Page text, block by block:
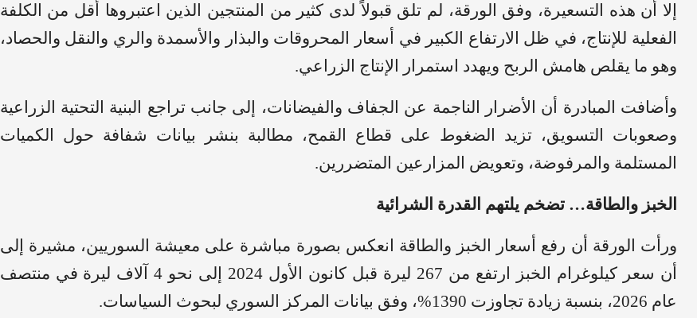
إلا أن هذه التسعيرة، وفق الورقة، لم تلق قبولاً لدى كثير من المنتجين الذين اعتبروها أقل من الكلفة
الفعلية للإنتاج، في ظل الارتفاع الكبير في أسعار المحروقات والبذار والأسمدة والري والنقل والحصاد،
وهو ما يقلص هامش الربح ويهدد استمرار الإنتاج الزراعي.
وأضافت المبادرة أن الأضرار الناجمة عن الجفاف والفيضانات، إلى جانب تراجع البنية التحتية الزراعية
وصعوبات التسويق، تزيد الضغوط على قطاع القمح، مطالبة بنشر بيانات شفافة حول الكميات
المستلمة والمرفوضة، وتعويض المزارعين المتضررين.
الخبز والطاقة… تضخم يلتهم القدرة الشرائية
ورأت الورقة أن رفع أسعار الخبز والطاقة انعكس بصورة مباشرة على معيشة السوريين، مشيرة إلى
أن سعر كيلوغرام الخبز ارتفع من 267 ليرة قبل كانون الأول 2024 إلى نحو 4 آلاف ليرة في منتصف
عام 2026، بنسبة زيادة تجاوزت 1390%، وفق بيانات المركز السوري لبحوث السياسات.